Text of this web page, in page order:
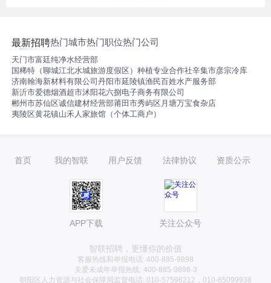
最新招聘热门城市热门职位热门公司
天门市富廷纯净水经营部
国稀特（聊城江北水城旅游度假区）种植专业合作社辛集市彦宗冷库
济南翰海新材料有限公司丹阳市延陵镇渔民百姓水产服务部
新沂市爱德烟酒超市沭阳花六捌电子商务有限公司
郴州市苏仙区诚信建材经营部莆田市秀屿区月塘万宝食杂店
夷陵区黄花镇山禾人家旅馆（个体工商户）
首页 我的智联 用户反馈 法律协议 资质公示
APP下载 关注公众号
智联招聘，更懂你的价值
客服热线和举报电话: 400-885-9898
关爱未成年举报热线: 400-885-9898-3
朝阳区人力资源与社会保障局监督电话: 010-57596212，010-65099938